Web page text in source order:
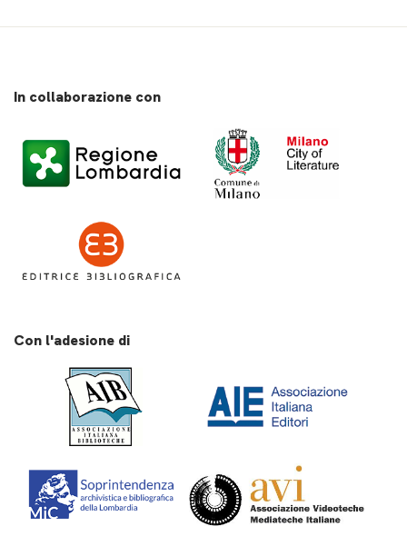
In collaborazione con
Con l'adesione di